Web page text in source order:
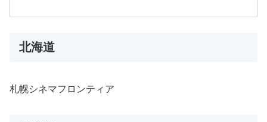
北海道
札幌シネマフロンティア